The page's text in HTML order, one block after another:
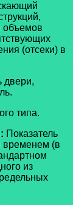
объемов
(отсеки) в
двери,
типа.
Показатель
временем (в
из